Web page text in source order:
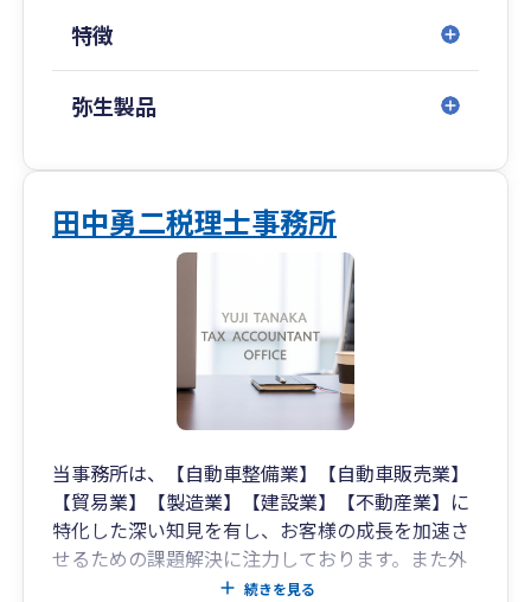
特徴
弥生製品
田中勇二税理士事務所
当事務所は、【自動車整備業】【自動車販売業】
【貿易業】【製造業】【建設業】【不動産業】に
特化した深い知見を有し、お客様の成長を加速さ
せるための課題解決に注力しております。また外
国人経営者様へのサポート体制も整えており、多
続きを見る